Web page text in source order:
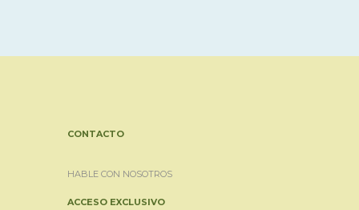
CONTACTO
HABLE CON NOSOTROS
ACCESO EXCLUSIVO